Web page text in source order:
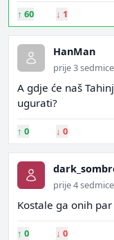
↑ 60 ↓ 1
HanMan
prije 3 sedmice
A gdje će naš
ugurati?
↑ 0 ↓ 0
prije 4 sedmice
Kostale ga onih
↑ 0 ↓ 0